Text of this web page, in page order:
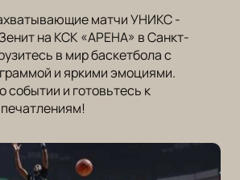
матчи УНИКС -
на КСК «АРЕНА» в Санкт-
в мир баскетбола с
и яркими эмоциями.
событии и готовьтесь к